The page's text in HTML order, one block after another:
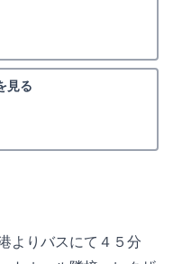
見る
よりバスにて４５分